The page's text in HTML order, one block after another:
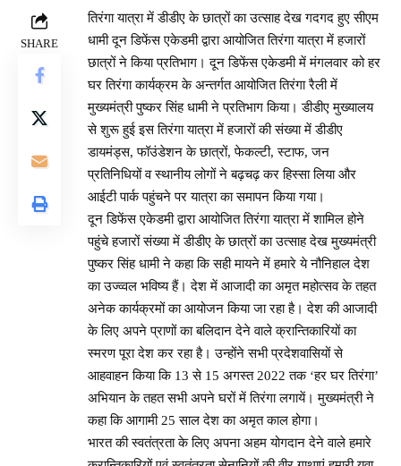
SHARE
तिरंगा यात्रा में डीडीए के छात्रों का उत्साह देख गदगद हुए सीएम
धामी दून डिफेंस एकेडमी द्वारा आयोजित तिरंगा यात्रा में हजारों
छात्रों ने किया प्रतिभाग। दून डिफेंस एकेडमी में मंगलवार को हर
घर तिरंगा कार्यक्रम के अन्तर्गत आयोजित तिरंगा रैली में
मुख्यमंत्री पुष्कर सिंह धामी ने प्रतिभाग किया। डीडीए मुख्यालय
से शुरू हुई इस तिरंगा यात्रा में हजारों की संख्या में डीडीए
डायमंड्स, फॉउंडेशन के छात्रों, फेकल्टी, स्टाफ, जन
प्रतिनिधियों व स्थानीय लोगों ने बढ़चढ़ कर हिस्सा लिया और
आईटी पार्क पहुंचने पर यात्रा का समापन किया गया।
दून डिफेंस एकेडमी द्वारा आयोजित तिरंगा यात्रा में शामिल होने
पहुंचे हजारों संख्या में डीडीए के छात्रों का उत्साह देख मुख्यमंत्री
पुष्कर सिंह धामी ने कहा कि सही मायने में हमारे ये नौनिहाल देश
का उज्व्वल भविष्य हैं। देश में आजादी का अमृत महोत्सव के तहत
अनेक कार्यक्रमों का आयोजन किया जा रहा है। देश की आजादी
के लिए अपने प्राणों का बलिदान देने वाले क्रान्तिकारियों का
स्मरण पूरा देश कर रहा है। उन्होंने सभी प्रदेशवासियों से
आहवाहन किया कि 13 से 15 अगस्त 2022 तक ‘हर घर तिरंगा’
अभियान के तहत सभी अपने घरों में तिरंगा लगायें। मुख्यमंत्री ने
कहा कि आगामी 25 साल देश का अमृत काल होगा।
भारत की स्वतंत्रता के लिए अपना अहम योगदान देने वाले हमारे